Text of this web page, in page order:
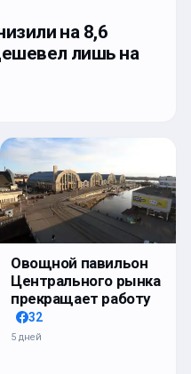
на 8,6
лишь на
Овощной павильон
Центрального рынка
прекращает работу
32
5 дней